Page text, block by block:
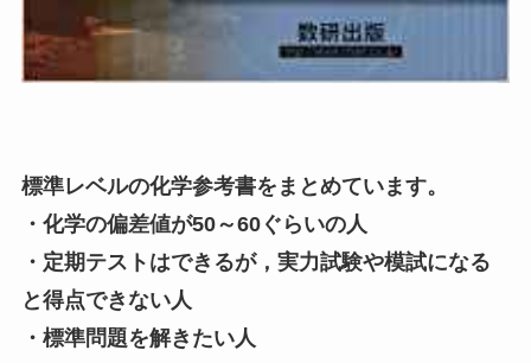
標準レベルの化学参考書をまとめています。
・化学の偏差値が50～60ぐらいの人
・定期テストはできるが，実力試験や模試になる
と得点できない人
・標準問題を解きたい人